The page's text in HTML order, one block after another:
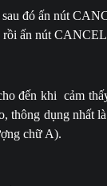
đó ấn nút
rồi ấn nút
đến khi cảm
thông dụng nhất
chữ A).